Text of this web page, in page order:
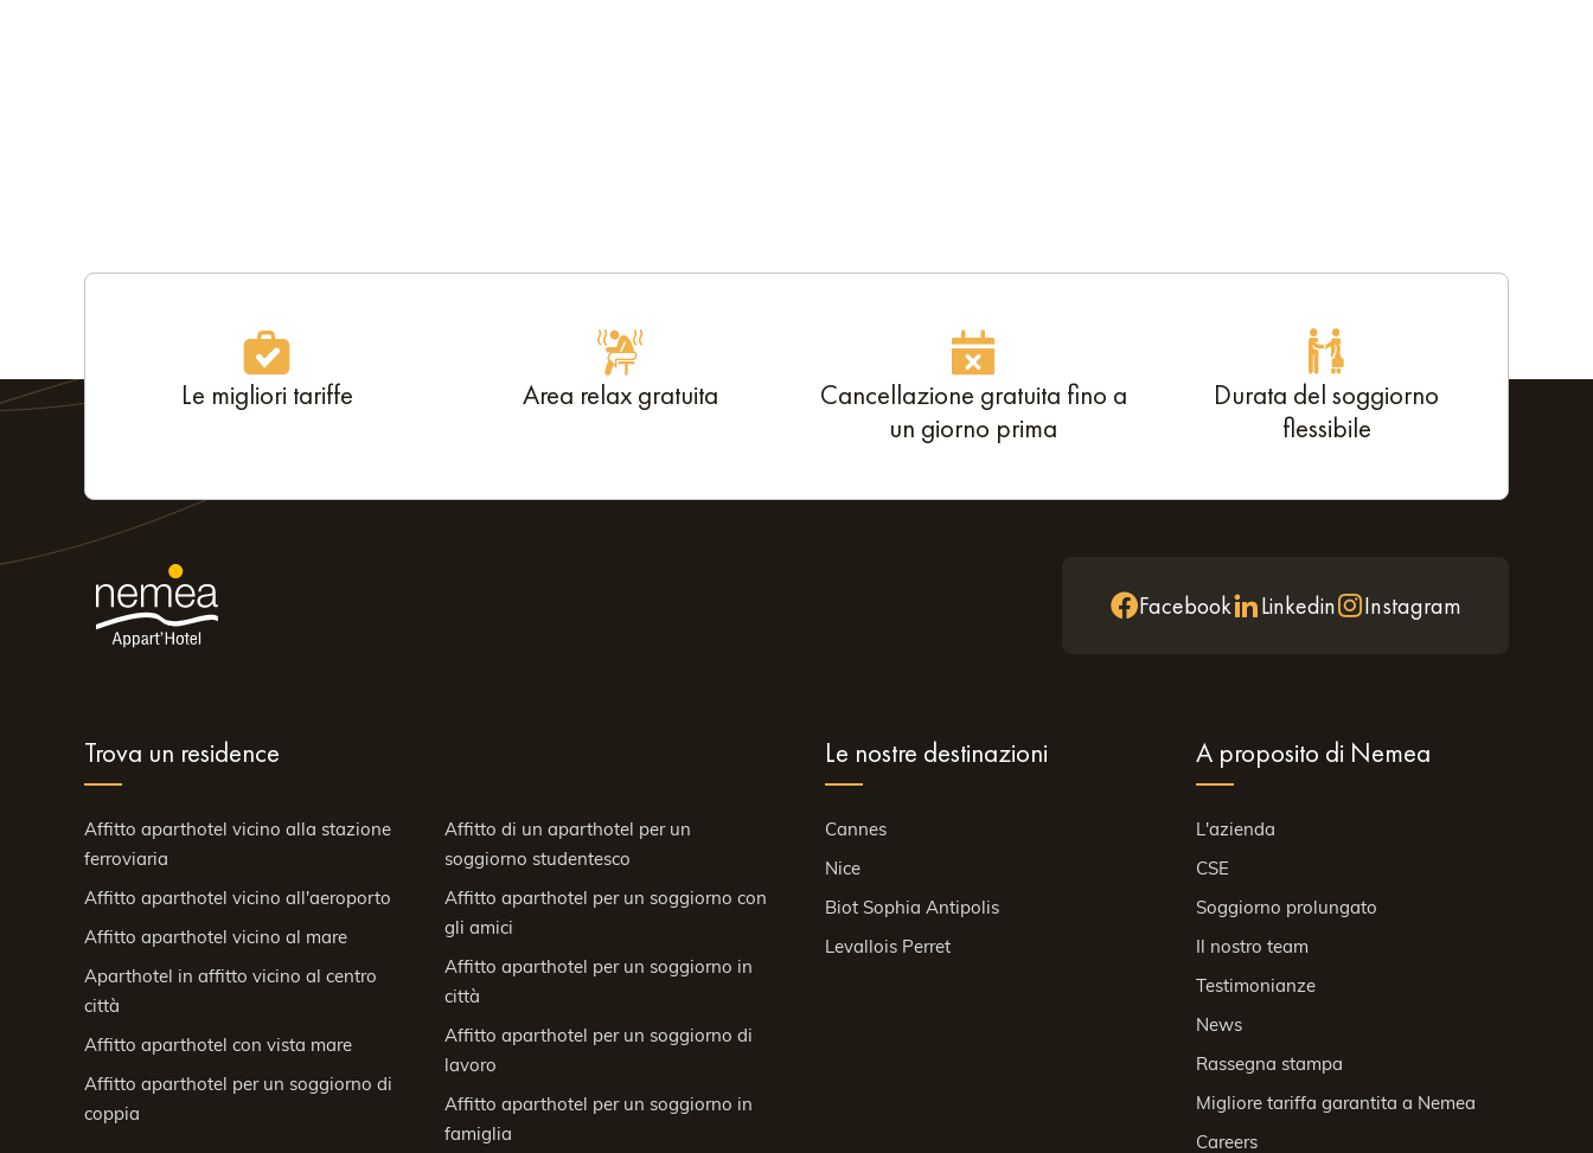
Le migliori tariffe Area relax gratuita
Cancellazione gratuita fino a
un giorno prima
Durata del soggiorno
flessibile
Facebook Linkedin Instagram
Trova un residence
Affitto aparthotel vicino alla stazione
ferroviaria
Affitto aparthotel vicino all'aeroporto
Affitto aparthotel vicino al mare
Aparthotel in affitto vicino al centro
città
Affitto aparthotel con vista mare
Affitto aparthotel per un soggiorno di
coppia
Affitto di un aparthotel per un
soggiorno studentesco
Affitto aparthotel per un soggiorno con
gli amici
Affitto aparthotel per un soggiorno in
città
Affitto aparthotel per un soggiorno di
lavoro
Affitto aparthotel per un soggiorno in
famiglia
Le nostre destinazioni
Cannes
Nice
Biot Sophia Antipolis
Levallois Perret
A proposito di Nemea
L'azienda
CSE
Soggiorno prolungato
Il nostro team
Testimonianze
News
Rassegna stampa
Migliore tariffa garantita a Nemea
Careers